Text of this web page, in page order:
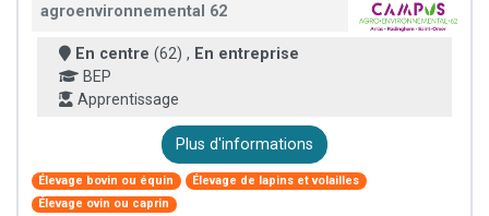
agroenvironnemental 62
En centre (62) , En entreprise
BEP
Apprentissage
Plus d'informations
Élevage bovin ou équin
Élevage de lapins et volailles
Élevage ovin ou caprin